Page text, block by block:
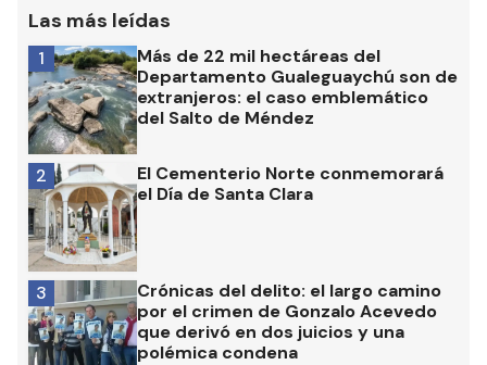
Las más leídas
Más de 22 mil hectáreas del
Departamento Gualeguaychú son de
extranjeros: el caso emblemático
del Salto de Méndez
1
El Cementerio Norte conmemorará
el Día de Santa Clara
2
Crónicas del delito: el largo camino
por el crimen de Gonzalo Acevedo
que derivó en dos juicios y una
polémica condena
3